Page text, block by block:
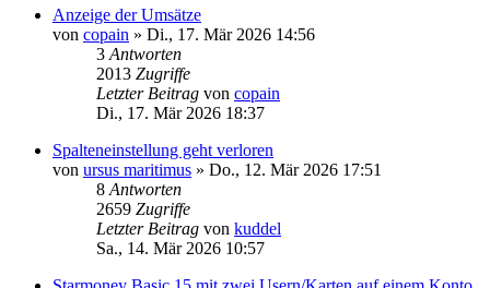
Anzeige der Umsätze
von copain » Di., 17. Mär 2026 14:56
3 Antworten
2013 Zugriffe
Letzter Beitrag von copain
Di., 17. Mär 2026 18:37
Spalteneinstellung geht verloren
von ursus maritimus » Do., 12. Mär 2026 17:51
8 Antworten
2659 Zugriffe
Letzter Beitrag von kuddel
Sa., 14. Mär 2026 10:57